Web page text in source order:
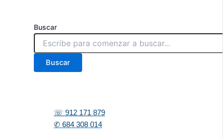
Buscar
Buscar
☏ 912 171 879
✆ 684 308 014